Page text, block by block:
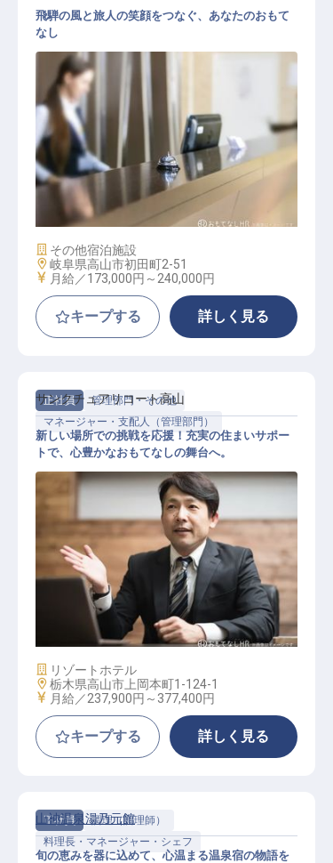
ホテルフロントスタッフ
飛騨の風と旅人の笑顔をつなぐ、あなたのおもて
なし
施設業態
その他宿泊施設
勤務地
岐阜県高山市初田町2-51
給与
月給／173,000円～ 240,000円
キープする 詳しく見る
正社員
管理部門・その他
マネージャー・支配人（管理部門）
美術館事務局長
サンクチュアリコート高山
新しい場所での挑戦を応援！充実の住まいサポー
トで、心豊かなおもてなしの舞台へ。
施設業態
リゾートホテル
勤務地
栃木県高山市上岡本町1-124-1
給与
月給／237,900円～ 377,400円
キープする 詳しく見る
正社員
調理（調理師）
料理長・マネージャー・シェフ
山神温泉湯乃元館
旬の恵みを器に込めて、心温まる温泉宿の物語を